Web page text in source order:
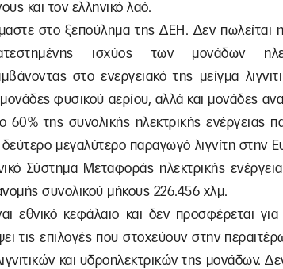
και τον ελληνικό λαό.
στο ξεπούλημα της ΔΕΗ. Δεν πωλείται
ισχύος των μονάδων
στο ενεργειακό της μείγμα
φυσικού αερίου, αλλά και μονάδες
60% της συνολικής ηλεκτρικής ενέργειας
μεγαλύτερο παραγωγό λιγνίτη στην
Σύστημα Μεταφοράς ηλεκτρικής
συνολικού μήκους 226.456 χλμ.
εθνικό κεφάλαιο και δεν προσφέρεται
τις επιλογές που στοχεύουν στην
και υδροηλεκτρικών της μονάδων.